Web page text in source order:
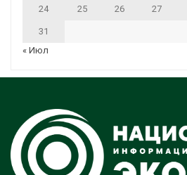
24 25 26 27
31
« Июл